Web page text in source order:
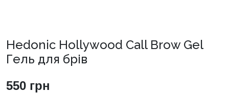
Hedonic Hollywood Call Brow Gel
Гель для брів
550 грн